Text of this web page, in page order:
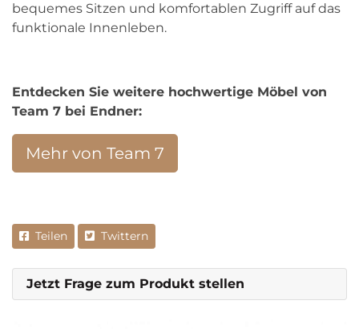
bequemes Sitzen und komfortablen Zugriff auf das
funktionale Innenleben.
Entdecken Sie weitere hochwertige Möbel von
Team 7 bei Endner:
Mehr von Team 7
Teilen Twittern
Jetzt Frage zum Produkt stellen